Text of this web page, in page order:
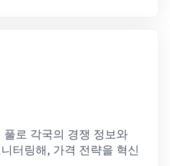
풀로 각국의 경쟁 정보와
터링해, 가격 전략을 혁신